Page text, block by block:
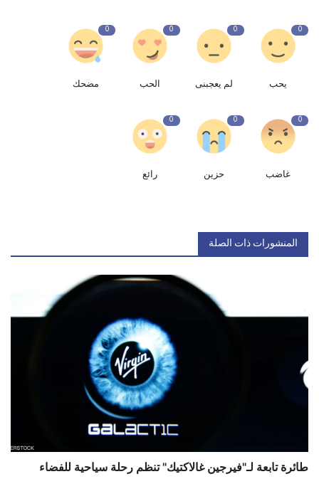
0
يحب
0
لم يعجبنى
0
الحب
0
مضحك
0
غاضب
0
حزين
0
رائع
المنشورات ذات الصلة
طائرة تابعة لـ"فيرجين غالاكتيك" تنظم رحلة سياحية للفضاء